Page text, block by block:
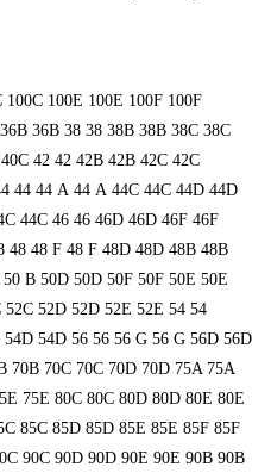
100C 100E 100E 100F 100F
36B 36B 38 38 38B 38B 38С 38С
40С 42 42 42B 42B 42C 42C
44 44 А 44 А 44C 44C 44D 44D
44С 46 46 46D 46D 46F 46F
48 48 F 48 F 48D 48D 48В 48В
50 B 50D 50D 50F 50F 50Е 50Е
52C 52D 52D 52E 52E 54 54
54D 54D 56 56 56 G 56 G 56D 56D
70B 70C 70C 70D 70D 75A 75A
75E 80C 80C 80D 80D 80E 80E
85C 85D 85D 85E 85E 85F 85F
90C 90D 90D 90E 90E 90В 90В